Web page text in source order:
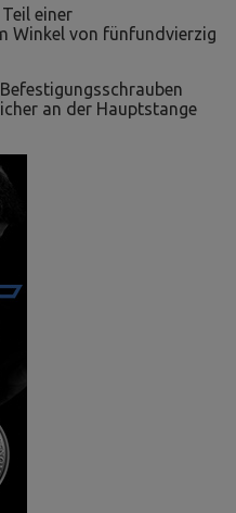
einer
Winkel von fünfundvierzig
an der Hauptstange